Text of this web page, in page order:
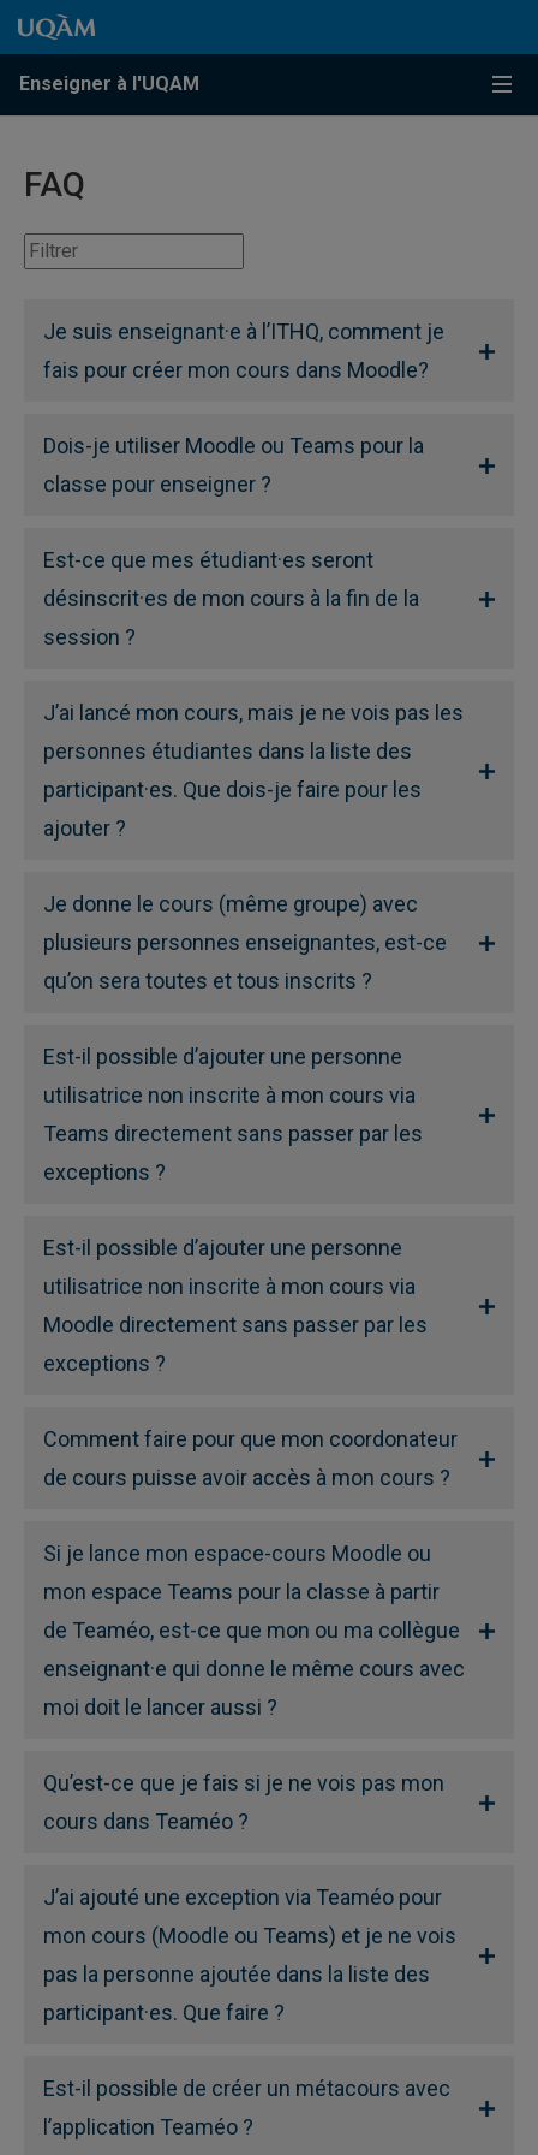
Passer au contenu
Accéder au menu principal
Accéder à la recherche
Passer au contenu
Accéder au menu principal
Enseigner à l'UQAM
FAQ
Je suis enseignant·e à l’ITHQ, comment je
fais pour créer mon cours dans Moodle?
Dois-je utiliser Moodle ou Teams pour la
classe pour enseigner ?
Est-ce que mes étudiant·es seront
désinscrit·es de mon cours à la fin de la
session ?
J’ai lancé mon cours, mais je ne vois pas les
personnes étudiantes dans la liste des
participant·es. Que dois-je faire pour les
ajouter ?
Je donne le cours (même groupe) avec
plusieurs personnes enseignantes, est-ce
qu’on sera toutes et tous inscrits ?
Est-il possible d’ajouter une personne
utilisatrice non inscrite à mon cours via
Teams directement sans passer par les
exceptions ?
Est-il possible d’ajouter une personne
utilisatrice non inscrite à mon cours via
Moodle directement sans passer par les
exceptions ?
Comment faire pour que mon coordonateur
de cours puisse avoir accès à mon cours ?
Si je lance mon espace-cours Moodle ou
mon espace Teams pour la classe à partir
de Teaméo, est-ce que mon ou ma collègue
enseignant·e qui donne le même cours avec
moi doit le lancer aussi ?
Qu’est-ce que je fais si je ne vois pas mon
cours dans Teaméo ?
J’ai ajouté une exception via Teaméo pour
mon cours (Moodle ou Teams) et je ne vois
pas la personne ajoutée dans la liste des
participant·es. Que faire ?
Est-il possible de créer un métacours avec
l’application Teaméo ?